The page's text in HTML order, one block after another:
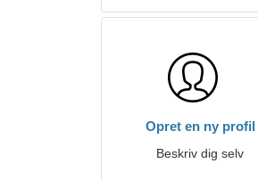
Opret en ny profil
Beskriv dig selv